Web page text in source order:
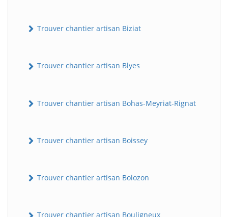
Trouver chantier artisan Biziat
Trouver chantier artisan Blyes
Trouver chantier artisan Bohas-Meyriat-Rignat
Trouver chantier artisan Boissey
Trouver chantier artisan Bolozon
Trouver chantier artisan Bouligneux